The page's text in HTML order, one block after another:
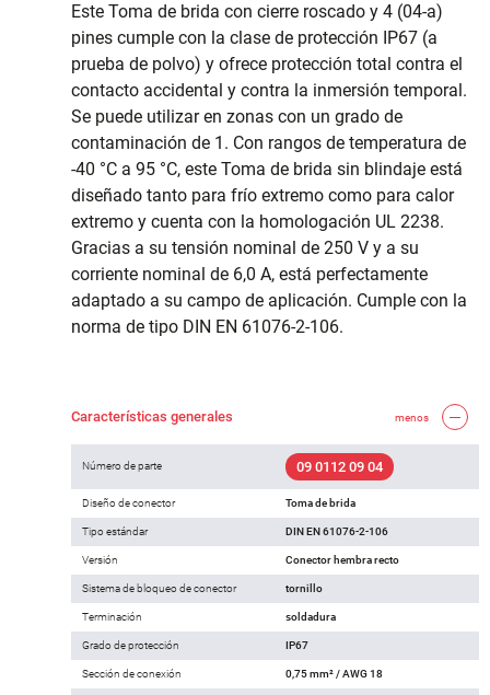
Este Toma de brida con cierre roscado y 4 (04-a)
pines cumple con la clase de protección IP67 (a
prueba de polvo) y ofrece protección total contra el
contacto accidental y contra la inmersión temporal.
Se puede utilizar en zonas con un grado de
contaminación de 1. Con rangos de temperatura de
-40 °C a 95 °C, este Toma de brida sin blindaje está
diseñado tanto para frío extremo como para calor
extremo y cuenta con la homologación UL 2238.
Gracias a su tensión nominal de 250 V y a su
corriente nominal de 6,0 A, está perfectamente
adaptado a su campo de aplicación. Cumple con la
norma de tipo DIN EN 61076-2-106.
Características generales menos
Número de parte 09 0112 09 04
Diseño de conector Toma de brida
Tipo estándar DIN EN 61076-2-106
Versión Conector hembra recto
Sistema de bloqueo de conector tornillo
Terminación soldadura
Grado de protección IP67
Sección de conexión 0,75 mm² / AWG 18